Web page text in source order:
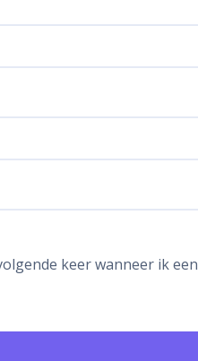
keer wanneer ik een